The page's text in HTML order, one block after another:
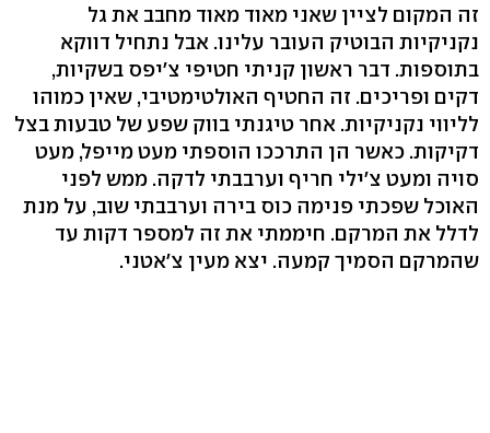
זה המקום לציין שאני מאוד מאוד מחבב את גל
נקניקיות הבוטיק העובר עלינו. אבל נתחיל דווקא
בתוספות. דבר ראשון קניתי חטיפי צ'יפס בשקיות,
דקים ופריכים. זה החטיף האולטימטיבי, שאין כמוהו
לליווי נקניקיות. אחר טיגנתי בווק שפע של טבעות בצל
דקיקות. כאשר הן התרככו הוספתי מעט מייפל, מעט
סויה ומעט צ'ילי חריף וערבבתי לדקה. ממש לפני
האוכל שפכתי פנימה כוס בירה וערבבתי שוב, על מנת
לדלל את המרקם. חיממתי את זה למספר דקות עד
שהמרקם הסמיך קמעה. יצא מעין צ'אטני.